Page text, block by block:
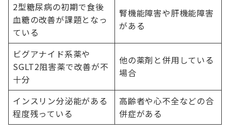
2型糖尿病の初期で食後
血糖の改善が課題となっ
ている
腎機能障害や肝機能障害
がある
ビグアナイド系薬や
SGLT2阻害薬で改善が不
十分
他の薬剤と併用している
場合
インスリン分泌能がある
程度残っている
高齢者や心不全などの合
併症がある